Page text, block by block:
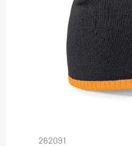
262091